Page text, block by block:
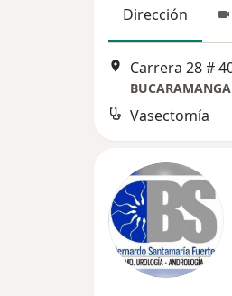
Dirección
BUCARAMANGA
Vasectomía